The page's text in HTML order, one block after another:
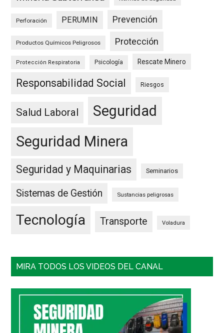
Perforación PERUMIN Prevención
Productos Químicos Peligrosos Protección
Protección Respiratoria Psicología Rescate Minero
Responsabilidad Social Riesgos
Salud Laboral
Seguridad
Seguridad Minera
Seguridad y Maquinarias Seminarios
Sistemas de Gestión Sustancias peligrosas
Tecnología Transporte Voladura
MIRA TODOS LOS VIDEOS DEL CANAL